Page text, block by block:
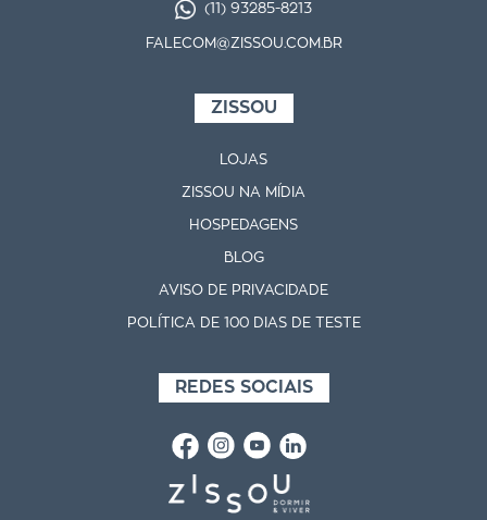
(11) 93285-8213
FALECOM@ZISSOU.COM.BR
ZISSOU
LOJAS
ZISSOU NA MÍDIA
HOSPEDAGENS
BLOG
AVISO DE PRIVACIDADE
POLÍTICA DE 100 DIAS DE TESTE
REDES SOCIAIS